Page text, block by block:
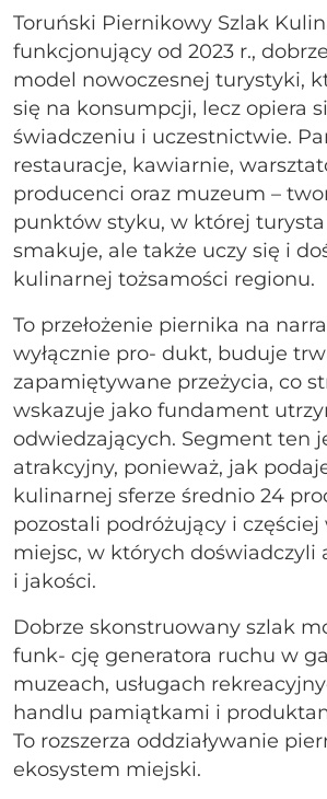
Toruński Piernikowy Szlak
funkcjonujący od 2023 r.,
model nowoczesnej turystyki,
się na konsumpcji, lecz opiera
świadczeniu i uczestnictwie.
restauracje, kawiarnie,
producenci oraz muzeum –
punktów styku, w której
smakuje, ale także uczy się i
kulinarnej tożsamości regionu.
To przełożenie piernika na
wyłącznie pro- dukt, buduje
zapamiętywane przeżycia, co
wskazuje jako fundament
odwiedzających. Segment ten
atrakcyjny, ponieważ, jak
kulinarnej sferze średnio 24
pozostali podróżujący i częściej
miejsc, w których doświadczyli
i jakości.
Dobrze skonstruowany szlak
funk- cję generatora ruchu w
muzeach, usługach
handlu pamiątkami i
To rozszerza oddziaływanie
ekosystem miejski.